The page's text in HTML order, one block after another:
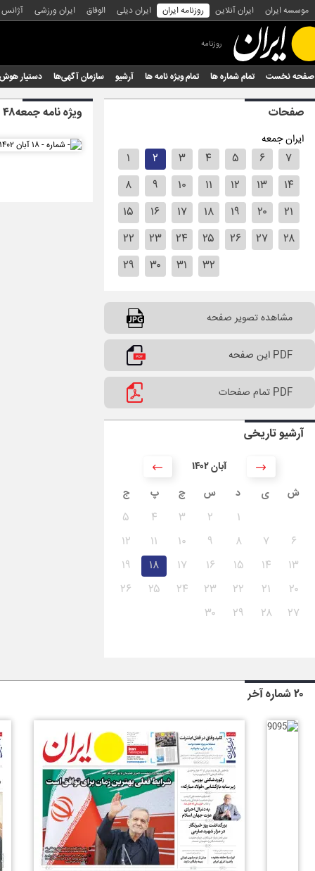
موسسه ایران ایران آنلاین روزنامه ایران ایران دیلی الوفاق ایران ورزشی
روزنامه
صفحه نخست تمام شماره ها تمام ویژه نامه ها آرشیو سازمان آگهی‌ها دستیار
صفحات
ایران جمعه
۱ ۲ ۳ ۴ ۵ ۶
۷
۸
۹ ۱۰ ۱۱ ۱۲ ۱۳
۱۴
۱۵
۱۶ ۱۷ ۱۸ ۱۹ ۲۰
۲۱
۲۲
۲۳ ۲۴ ۲۵ ۲۶ ۲۷
۲۸
۲۹
۳۰ ۳۱ ۳۲
مشاهده تصویر صفحه
PDF این صفحه
PDF تمام صفحات
آرشیو تاریخی
۱۴۰۲ آبان
ش
ی د س چ پ ج
۱ ۲ ۳ ۴
۵
۶
۷ ۸ ۹ ۱۰ ۱۱
۱۲
۱۳
۱۴ ۱۵ ۱۶ ۱۷ ۱۸
۱۹
۲۰
۲۱ ۲۲ ۲۳ ۲۴ ۲۵
۲۶
۲۷
۲۸ ۲۹ ۳۰
ویژه نامه جمعه۴۸
۲۰ شماره آخر